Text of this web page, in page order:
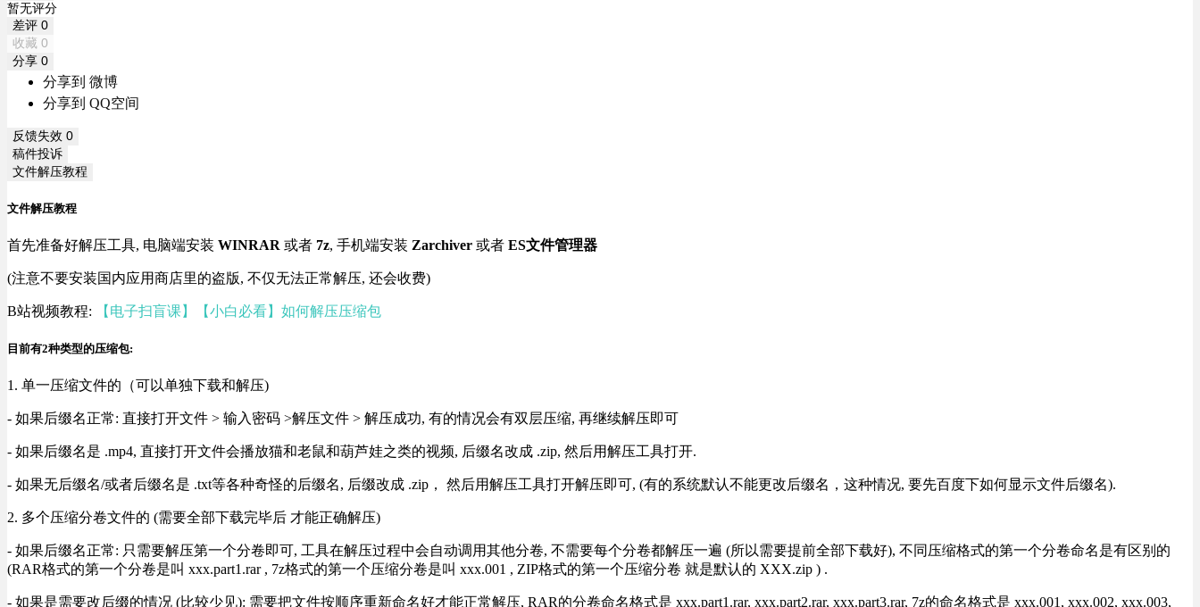
暂无评分
差评 0
收藏 0
分享 0
分享到 微博
分享到 QQ空间
反馈失效 0
稿件投诉
文件解压教程
文件解压教程
首先准备好解压工具, 电脑端安装 WINRAR 或者 7z, 手机端安装 Zarchiver 或者 ES文件管理器
(注意不要安装国内应用商店里的盗版, 不仅无法正常解压, 还会收费)
B站视频教程: 【电子扫盲课】【小白必看】如何解压压缩包
目前有2种类型的压缩包:
1. 单一压缩文件的（可以单独下载和解压)
- 如果后缀名正常: 直接打开文件 > 输入密码 >解压文件 > 解压成功, 有的情况会有双层压缩, 再继续解压即可
- 如果后缀名是 .mp4, 直接打开文件会播放猫和老鼠和葫芦娃之类的视频, 后缀名改成 .zip, 然后用解压工具打开.
- 如果无后缀名/或者后缀名是 .txt等各种奇怪的后缀名, 后缀改成 .zip， 然后用解压工具打开解压即可, (有的系统默认不能更改后缀名，这种情况, 要先百度下如何显示文件后缀名).
2. 多个压缩分卷文件的 (需要全部下载完毕后 才能正确解压)
- 如果后缀名正常: 只需要解压第一个分卷即可, 工具在解压过程中会自动调用其他分卷, 不需要每个分卷都解压一遍 (所以需要提前全部下载好), 不同压缩格式的第一个分卷命名是有区别的
(RAR格式的第一个分卷是叫 xxx.part1.rar , 7z格式的第一个压缩分卷是叫 xxx.001 , ZIP格式的第一个压缩分卷 就是默认的 XXX.zip ) .
- 如果是需要改后缀的情况 (比较少见): 需要把文件按顺序重新命名好才能正常解压, RAR的分卷命名格式是 xxx.part1.rar, xxx.part2.rar, xxx.part3.rar, 7z的命名格式是 xxx.001, xxx.002, xxx.003,